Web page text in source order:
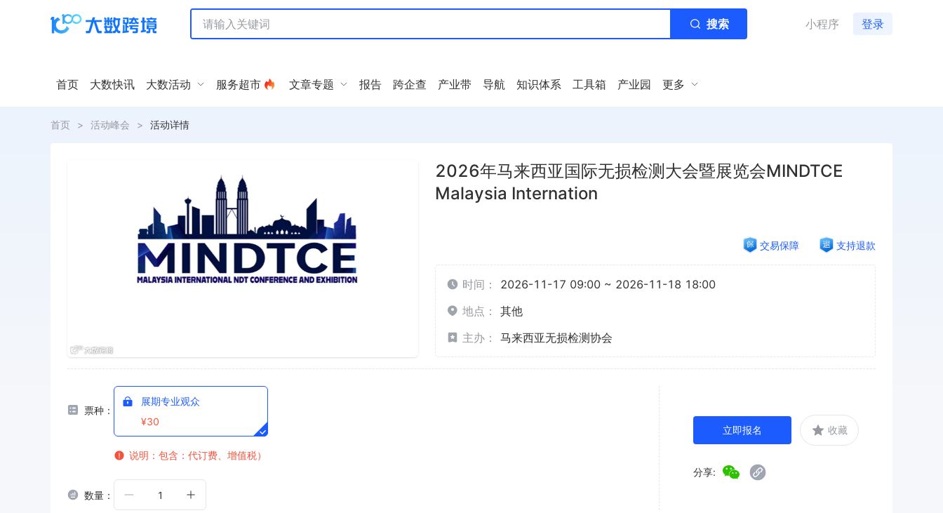
搜索 小程序 登录
首页 大数快讯 大数活动 服务超市 文章专题 报告 跨企查 产业带 导航 知识体系 工具箱 产业园 更多
首页 > 活动峰会 > 活动详情
2026年马来西亚国际无损检测大会暨展览会MINDTCE
Malaysia Internation
交易保障 支持退款
时间：
2026-11-17 09:00 ~ 2026-11-18 18:00
地点：
其他
主办：
马来西亚无损检测协会
票种：
展期专业观众
¥30
说明：包含：代订费、增值税）
数量： 1
立即报名 收藏
分享: